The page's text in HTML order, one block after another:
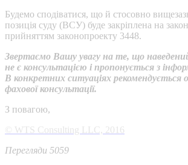
Будемо сподіватися, що й стосовно
позиція суду (ВСУ) буде закріплена на
прийняттям законопроекту 3448.
Звертаємо Вашу увагу на те, що
не є консультацією і пропонується з
В конкретних ситуаціях рекомендується
фахової консультації.
З повагою,
© WTS Consulting LLC, 2016
Перегляди 5059